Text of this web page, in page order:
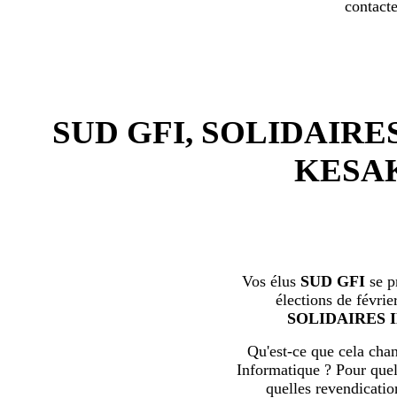
SUD GFI,
Vos élus SUD GFI se
élections de
SOLIDAIRES
Qu'est-ce que cela
Informatique ? Pour
quelles